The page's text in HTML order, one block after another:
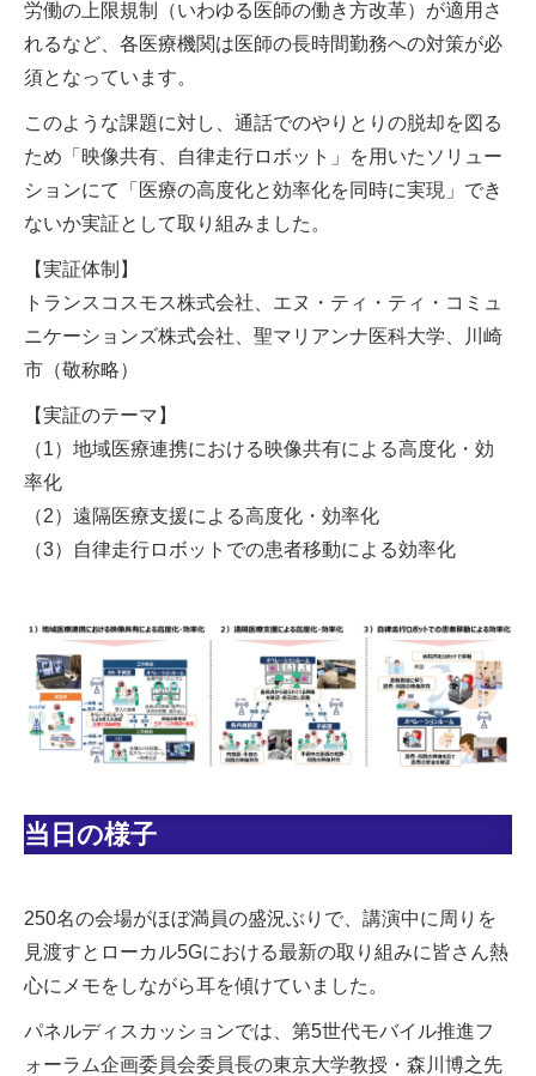
労働の上限規制（いわゆる医師の働き方改革）が適用さ
れるなど、各医療機関は医師の長時間勤務への対策が必
須となっています。
このような課題に対し、通話でのやりとりの脱却を図る
ため「映像共有、自律走行ロボット」を用いたソリュー
ションにて「医療の高度化と効率化を同時に実現」でき
ないか実証として取り組みました。
【実証体制】
トランスコスモス株式会社、エヌ・ティ・ティ・コミュ
ニケーションズ株式会社、聖マリアンナ医科大学、川崎
市（敬称略）
【実証のテーマ】
（1）地域医療連携における映像共有による高度化・効
率化
（2）遠隔医療支援による高度化・効率化
（3）自律走行ロボットでの患者移動による効率化
当日の様子
250名の会場がほぼ満員の盛況ぶりで、講演中に周りを
見渡すとローカル5Gにおける最新の取り組みに皆さん熱
心にメモをしながら耳を傾けていました。
パネルディスカッションでは、第5世代モバイル推進フ
ォーラム企画委員会委員長の東京大学教授・森川博之先